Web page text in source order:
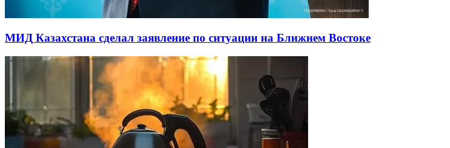
МИД Казахстана сделал заявление по ситуации на Ближнем Востоке